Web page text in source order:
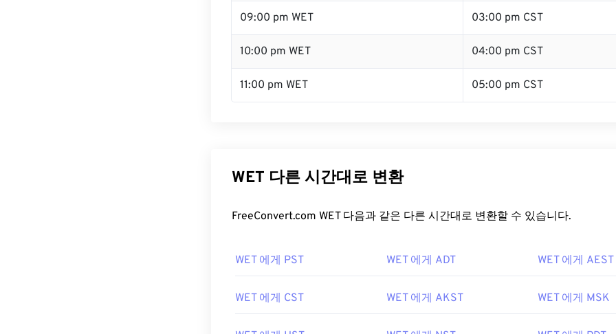
09:00 pm WET 03:00 pm CST
10:00 pm WET 04:00 pm CST
11:00 pm WET 05:00 pm CST
WET 다른 시간대로 변환
FreeConvert.com WET 다음과 같은 다른 시간대로 변환할 수 있습니다.
WET 에게 PST WET 에게 ADT WET 에게 AEST
WET 에게 CST WET 에게 AKST WET 에게 MSK